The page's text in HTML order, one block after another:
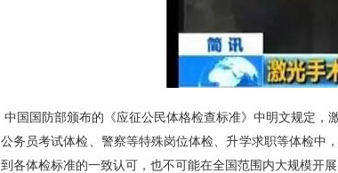
中国国防部颁布的《应征公民体格检查标准》中明文规定，
公务员考试体检、警察等特殊岗位体检、升学求职等体检中
到各体检标准的一致认可，也不可能在全国范围内大规模开展